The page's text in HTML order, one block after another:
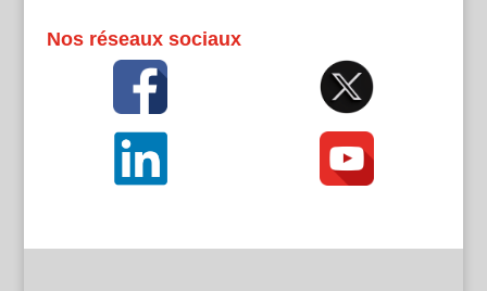
Nos réseaux sociaux